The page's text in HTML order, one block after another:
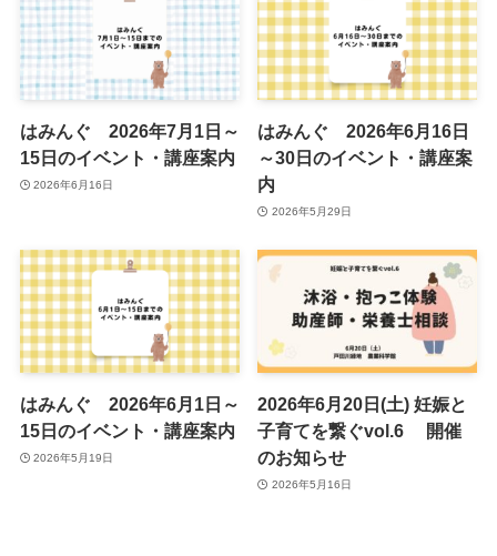
はみんぐ 2026年7月1日～
15日のイベント・講座案内
2026年6月16日
はみんぐ 2026年6月16日
～30日のイベント・講座案
内
2026年5月29日
はみんぐ 2026年6月1日～
15日のイベント・講座案内
2026年5月19日
2026年6月20日(土) 妊娠と
子育てを繋ぐvol.6 開催
のお知らせ
2026年5月16日